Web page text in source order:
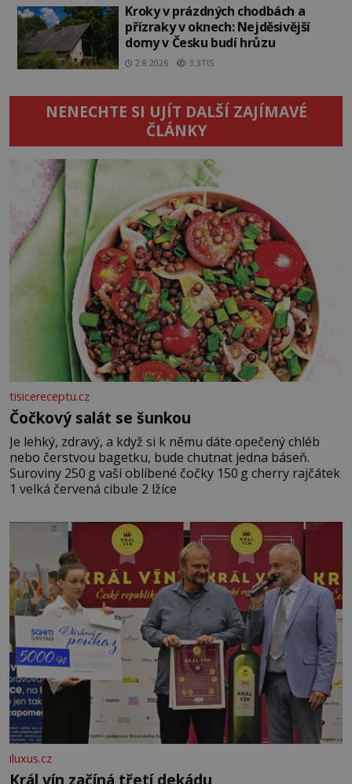
Kroky v prázdných chodbách a
přízraky v oknech: Nejděsivější
domy v Česku budí hrůzu
2.8.2026 3.3TIS
NENECHTE SI UJÍT DALŠÍ ZAJÍMAVÉ
ČLÁNKY
tisicereceptu.cz
Čočkový salát se šunkou
Je lehký, zdravý, a když si k němu dáte opečený chléb
nebo čerstvou bagetku, bude chutnat jedna báseň.
Suroviny 250 g vaší oblíbené čočky 150 g cherry rajčátek
1 velká červená cibule 2 lžíce
iluxus.cz